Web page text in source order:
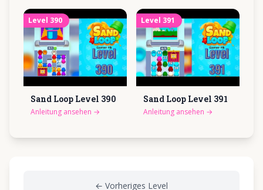
Level 390
Sand Loop Level 390
Anleitung ansehen →
Level 391
Sand Loop Level 391
Anleitung ansehen →
← Vorheriges Level